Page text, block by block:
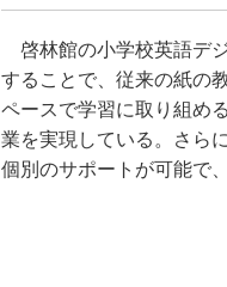
啓林館の小学校英語デ
することで、従来の紙の
ペースで学習に取り組め
業を実現している。さら
個別のサポートが可能で